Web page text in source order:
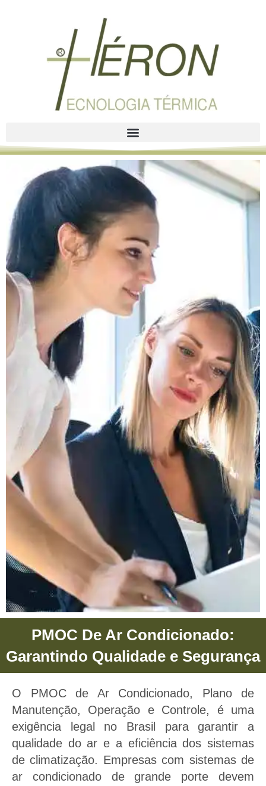
PMOC De
Ar
Condicionado
PMOC De Ar
Condicionado -
Proporcionamos saúde e
PMOC De Ar Condicionado:
Garantindo Qualidade e Segurança
O PMOC de Ar Condicionado, Plano de
Manutenção, Operação e Controle, é uma
exigência legal no Brasil para garantir a
qualidade do ar e a eficiência dos sistemas
de climatização. Empresas com sistemas de
ar condicionado de grande porte devem